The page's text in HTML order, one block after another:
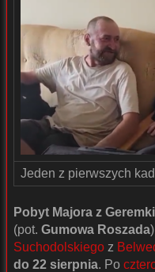
Jeden z pierwszych
Pobyt Majora z
(pot. Gumowa Roszada
Suchodolskiego z
do 22 sierpnia. Po